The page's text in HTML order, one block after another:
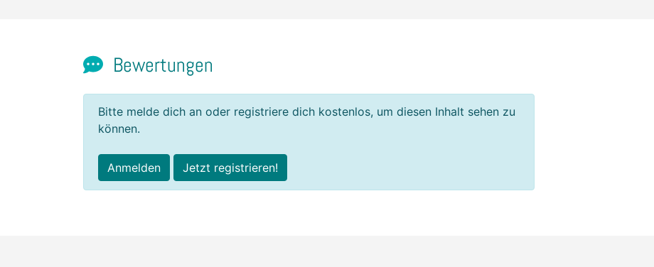
Bewertungen
Bitte melde dich an oder registriere dich kostenlos, um diesen Inhalt sehen zu
können.
Anmelden Jetzt registrieren!